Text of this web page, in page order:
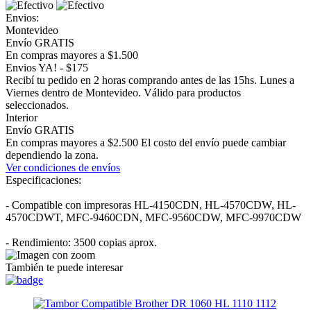
Envios:
Montevideo
Envío GRATIS
En compras mayores a $1.500
Envios YA! - $175
Recibí tu pedido en 2 horas comprando antes de las 15hs. Lunes a
Viernes dentro de Montevideo. Válido para productos
seleccionados.
Interior
Envío GRATIS
En compras mayores a $2.500 El costo del envío puede cambiar
dependiendo la zona.
Ver condiciones de envíos
Especificaciones:
- Compatible con impresoras HL-4150CDN, HL-4570CDW, HL-
4570CDWT, MFC-9460CDN, MFC-9560CDW, MFC-9970CDW
- Rendimiento: 3500 copias aprox.
También te puede interesar